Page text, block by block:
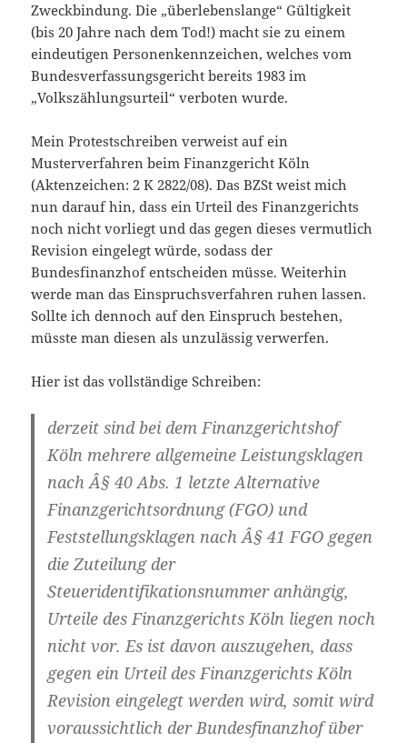
Zweckbindung. Die „überlebenslange“ Gültigkeit
(bis 20 Jahre nach dem Tod!) macht sie zu einem
eindeutigen Personenkennzeichen, welches vom
Bundesverfassungsgericht bereits 1983 im
„Volkszählungsurteil“ verboten wurde.
Mein Protestschreiben verweist auf ein
Musterverfahren beim Finanzgericht Köln
(Aktenzeichen: 2 K 2822/08). Das BZSt weist mich
nun darauf hin, dass ein Urteil des Finanzgerichts
noch nicht vorliegt und das gegen dieses vermutlich
Revision eingelegt würde, sodass der
Bundesfinanzhof entscheiden müsse. Weiterhin
werde man das Einspruchsverfahren ruhen lassen.
Sollte ich dennoch auf den Einspruch bestehen,
müsste man diesen als unzulässig verwerfen.
Hier ist das vollständige Schreiben:
derzeit sind bei dem Finanzgerichtshof
Köln mehrere allgemeine Leistungsklagen
nach Â§ 40 Abs. 1 letzte Alternative
Finanzgerichtsordnung (FGO) und
Feststellungsklagen nach Â§ 41 FGO gegen
die Zuteilung der
Steueridentifikationsnummer anhängig,
Urteile des Finanzgerichts Köln liegen noch
nicht vor. Es ist davon auszugehen, dass
gegen ein Urteil des Finanzgerichts Köln
Revision eingelegt werden wird, somit wird
voraussichtlich der Bundesfinanzhof über